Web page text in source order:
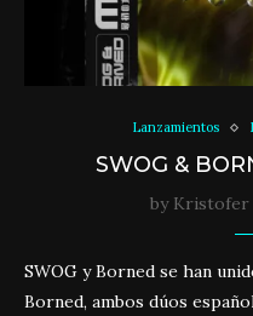
Lanzamientos
SWOG &
by Kristofer
SWOG y Borned se han
Borned, ambos dúos